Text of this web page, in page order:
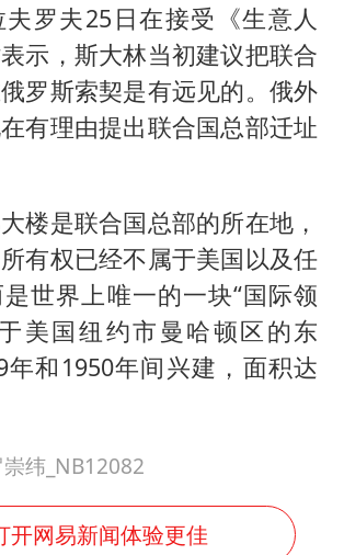
罗夫25日在接受《生意人
示，斯大林当初建议把联合
罗斯索契是有远见的。俄外
有理由提出联合国总部迁址
楼是联合国总部的所在地，
有权已经不属于美国以及任
世界上唯一的一块“国际领
美国纽约市曼哈顿区的东
年和1950年间兴建，面积达
纬_NB12082
开网易新闻体验更佳